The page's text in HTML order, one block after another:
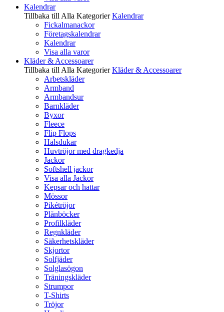
Kalendrar
Tillbaka till Alla Kategorier Kalendrar
Fickalmanackor
Företagskalendrar
Kalendrar
Visa alla varor
Kläder & Accessoarer
Tillbaka till Alla Kategorier Kläder & Accessoarer
Arbetskläder
Armband
Armbandsur
Barnkläder
Byxor
Fleece
Flip Flops
Halsdukar
Huvtröjor med dragkedja
Jackor
Softshell jackor
Visa alla Jackor
Kepsar och hattar
Mössor
Pikétröjor
Plånböcker
Profilkläder
Regnkläder
Säkerhetskläder
Skjortor
Solfjäder
Solglasögon
Träningskläder
Strumpor
T-Shirts
Tröjor